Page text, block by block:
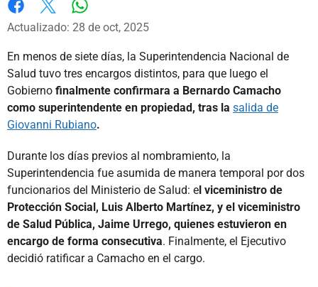
Facebook
X
Actualizado: 28 de oct, 2025
En menos de siete días, la Superintendencia Nacional de
Salud tuvo tres encargos distintos, para que luego el
Gobierno finalmente confirmara a Bernardo Camacho
como superintendente en propiedad, tras la salida de
Giovanni Rubiano.
Durante los días previos al nombramiento, la
Superintendencia fue asumida de manera temporal por dos
funcionarios del Ministerio de Salud: el viceministro de
Protección Social, Luis Alberto Martínez, y el viceministro
de Salud Pública, Jaime Urrego, quienes estuvieron en
encargo de forma consecutiva. Finalmente, el Ejecutivo
decidió ratificar a Camacho en el cargo.